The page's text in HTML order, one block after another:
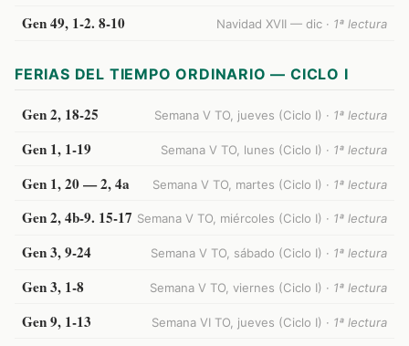
Gen 49, 1-2. 8-10 Navidad XVII — dic · 1ª lectura
FERIAS DEL TIEMPO ORDINARIO — CICLO I
Gen 2, 18-25 Semana V TO, jueves (Ciclo I) · 1ª lectura
Gen 1, 1-19 Semana V TO, lunes (Ciclo I) · 1ª lectura
Gen 1, 20 — 2, 4a Semana V TO, martes (Ciclo I) · 1ª lectura
Gen 2, 4b-9. 15-17 Semana V TO, miércoles (Ciclo I) · 1ª lectura
Gen 3, 9-24 Semana V TO, sábado (Ciclo I) · 1ª lectura
Gen 3, 1-8 Semana V TO, viernes (Ciclo I) · 1ª lectura
Gen 9, 1-13 Semana VI TO, jueves (Ciclo I) · 1ª lectura